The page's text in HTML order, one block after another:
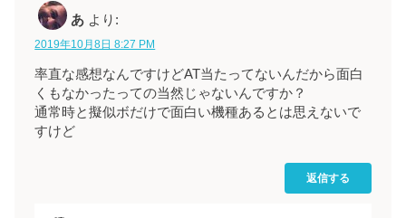
あ より:
2019年10月8日 8:27 PM
率直な感想なんですけどAT当たってないんだから面白
くもなかったっての当然じゃないんですか？
通常時と擬似ボだけで面白い機種あるとは思えないで
すけど
返信する